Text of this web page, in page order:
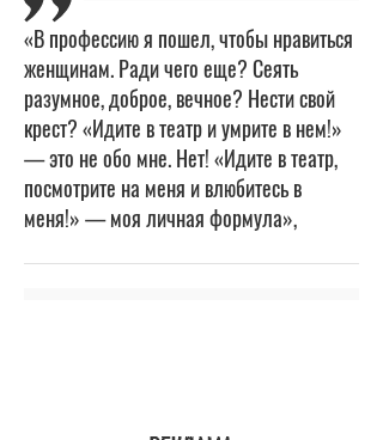
«В профессию я пошел, чтобы нравиться
женщинам. Ради чего еще? Сеять
разумное, доброе, вечное? Нести свой
крест? «Идите в театр и умрите в нем!»
— это не обо мне. Нет! «Идите в театр,
посмотрите на меня и влюбитесь в
меня!» — моя личная формула»,